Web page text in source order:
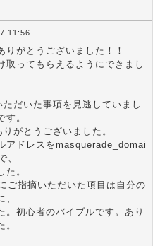
11:56
りがとうございました！！
取ってもらえるようにできまし
だいた事項を見逃していまし
す。
がとうございました。
アドレスをmasquerade_domai
、
た。
ご指摘いただいた項目は自分の
。初心者のバイブルです。あり